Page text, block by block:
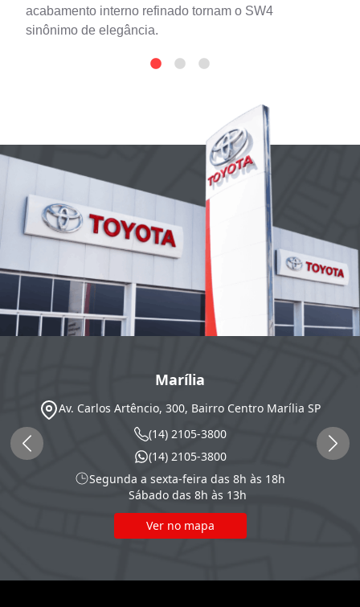
acabamento interno refinado tornam o SW4
sinônimo de elegância.
Marília
Av. Carlos Artêncio, 300, Bairro Centro Marília SP
(14) 2105-3800
(14) 2105-3800
Segunda a sexta-feira das 8h às 18h
Sábado das 8h às 13h
Ver no mapa